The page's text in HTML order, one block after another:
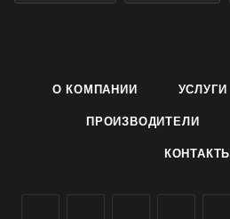
О КОМПАНИИ УСЛУГИ
ПРОИЗВОДИТЕЛИ
КОНТАКТЫ